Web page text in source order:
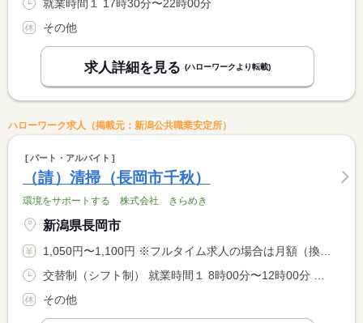
就業時間１ 17時30分〜22時00分
その他
求人詳細を見る (ハローワークより転載)
ハローワーク求人（掲載元：新潟公共職業安定所）
パート・アルバイト
（請）清掃（長岡市千秋）
環境をサポートする 株式会社 きらめき
新潟県長岡市
1,050円〜1,100円 ※フルタイム求人の場合は月額（換算額）、パート求人の場合は時間額を表示しています。
交替制（シフト制） 就業時間１ 8時00分〜12時00分 就業時間２ 8時00分〜13時00分
その他